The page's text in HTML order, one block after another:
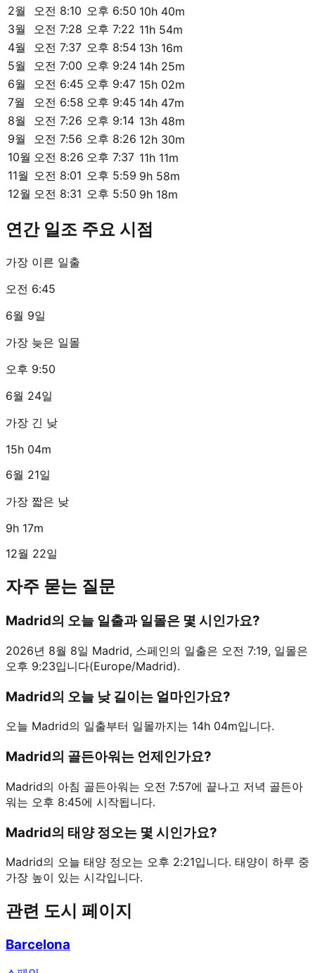
2월 오전 8:10 오후 6:50 10h 40m
3월
오전 7:28 오후 7:22 11h 54m
4월
오전 7:37 오후 8:54 13h 16m
5월
오전 7:00 오후 9:24 14h 25m
6월
오전 6:45 오후 9:47 15h 02m
7월
오전 6:58 오후 9:45 14h 47m
8월
오전 7:26 오후 9:14 13h 48m
9월
오전 7:56 오후 8:26 12h 30m
10월 오전 8:26 오후 7:37 11h 11m
11월 오전 8:01 오후 5:59 9h 58m
12월 오전 8:31 오후 5:50 9h 18m
연간 일조 주요 시점
가장 이른 일출
오전 6:45
6월 9일
가장 늦은 일몰
오후 9:50
6월 24일
가장 긴 낮
15h 04m
6월 21일
가장 짧은 낮
9h 17m
12월 22일
자주 묻는 질문
Madrid의 오늘 일출과 일몰은 몇 시인가요?
2026년 8월 8일 Madrid, 스페인의 일출은 오전 7:19, 일몰은
오후 9:23입니다(Europe/Madrid).
Madrid의 오늘 낮 길이는 얼마인가요?
오늘 Madrid의 일출부터 일몰까지는 14h 04m입니다.
Madrid의 골든아워는 언제인가요?
Madrid의 아침 골든아워는 오전 7:57에 끝나고 저녁 골든아
워는 오후 8:45에 시작됩니다.
Madrid의 태양 정오는 몇 시인가요?
Madrid의 오늘 태양 정오는 오후 2:21입니다. 태양이 하루 중
가장 높이 있는 시각입니다.
관련 도시 페이지
Barcelona